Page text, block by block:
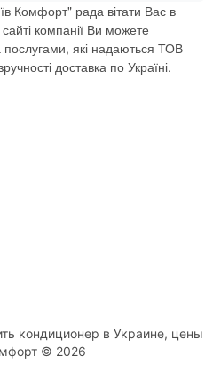
Комфорт" рада вітати Вас в
компанії Ви можете
які надаються ТОВ
доставка по Україні.
кондиционер в Украине, цены
© 2026